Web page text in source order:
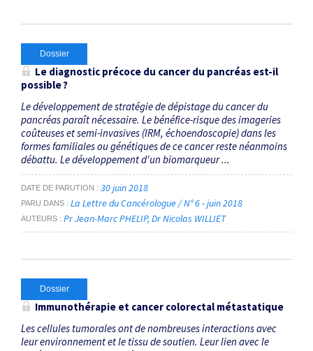
Dossier
Le diagnostic précoce du cancer du pancréas est-il
possible ?
Le développement de stratégie de dépistage du cancer du
pancréas paraît nécessaire. Le bénéfice-risque des imageries
coûteuses et semi-invasives (IRM, échoendoscopie) dans les
formes familiales ou génétiques de ce cancer reste néanmoins
débattu. Le développement d'un biomarqueur ...
DATE DE PARUTION 30 juin 2018
PARU DANS La Lettre du Cancérologue / N° 6 - juin 2018
AUTEURS Pr Jean-Marc PHELIP Dr Nicolas WILLIET
Dossier
Immunothérapie et cancer colorectal métastatique
Les cellules tumorales ont de nombreuses interactions avec
leur environnement et le tissu de soutien. Leur lien avec le